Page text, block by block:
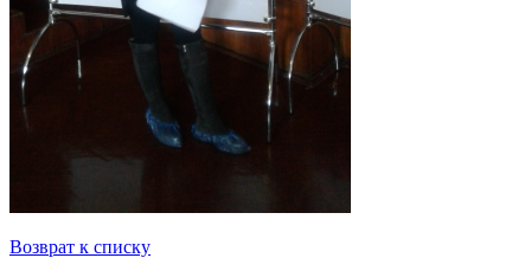
Возврат к списку